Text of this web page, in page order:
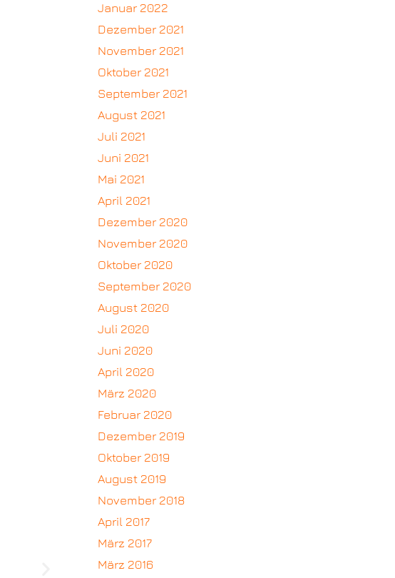
Januar 2022
Dezember 2021
November 2021
Oktober 2021
September 2021
August 2021
Juli 2021
Juni 2021
Mai 2021
April 2021
Dezember 2020
November 2020
Oktober 2020
September 2020
August 2020
Juli 2020
Juni 2020
April 2020
März 2020
Februar 2020
Dezember 2019
Oktober 2019
August 2019
November 2018
April 2017
März 2017
März 2016